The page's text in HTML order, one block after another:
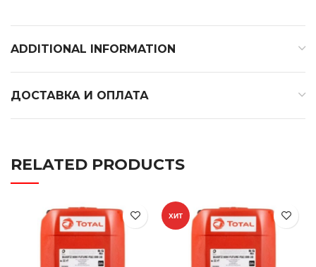
ADDITIONAL INFORMATION
ДОСТАВКА И ОПЛАТА
RELATED PRODUCTS
ХИТ